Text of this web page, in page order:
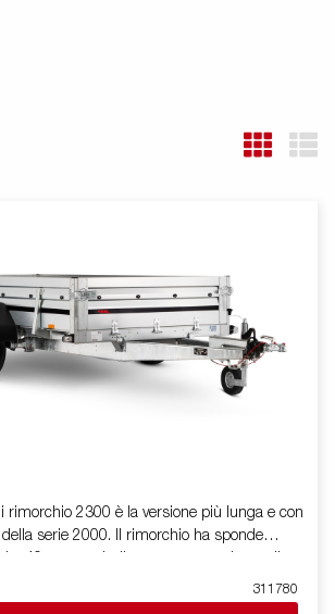
rimorchio 2300 è la versione più lunga e con
serie 2000. Il rimorchio ha sponde
40 cm e quindi consente un volume di
E' facile da caricare e presenta la spomde
apribili per il carico di merci lunghe. Tutte
311780